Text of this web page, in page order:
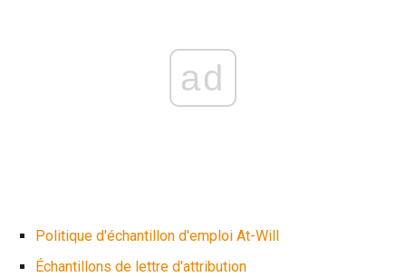
ad
Politique d'échantillon d'emploi At-Will
Échantillons de lettre d'attribution